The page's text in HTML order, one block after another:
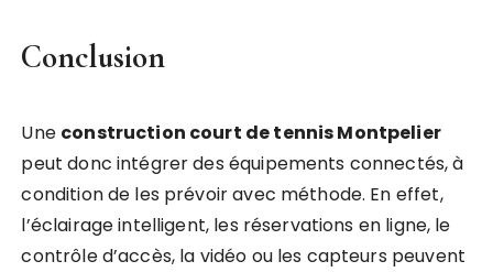
Conclusion
Une construction court de tennis Montpelier
peut donc intégrer des équipements connectés, à
condition de les prévoir avec méthode. En effet,
l’éclairage intelligent, les réservations en ligne, le
contrôle d’accès, la vidéo ou les capteurs peuvent